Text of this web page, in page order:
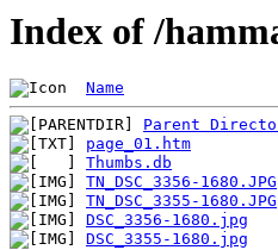
Index of /
Name
Parent
page_01.htm
Thumbs.db
TN_DSC_3356-1680.JPG
TN_DSC_3355-1680.JPG
DSC_3356-1680.jpg
DSC_3355-1680.jpg